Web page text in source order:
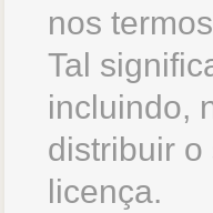
nos
Tal
incluindo,
distribuir
licença.